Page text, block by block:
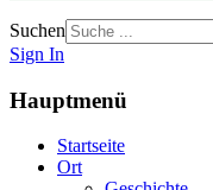
Suchen
Sign In
Hauptmenü
Startseite
Ort